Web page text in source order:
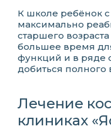
К школе ребёнок
максимально
старшего
большее время
функций и в ряде
добиться
Лечение
клиниках